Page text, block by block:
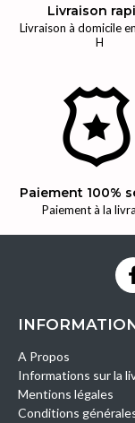
Livraison
Livraison à domicile
H
Paiement 100%
Paiement à la
A Propos
Informations sur la
Mentions légales
Conditions